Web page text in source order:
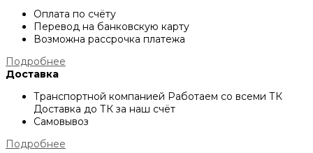
Оплата по счёту
Перевод на банковскую карту
Возможна рассрочка платежа
Подробнее
Доставка
Транспортной компанией Работаем со всеми ТК
Доставка до ТК за наш счёт
Самовывоз
Подробнее